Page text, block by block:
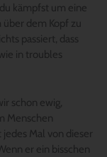
kämpfst um eine
über dem Kopf zu
passiert, dass
in troubles
schon ewig,
Menschen
jedes Mal von dieser
er ein bisschen